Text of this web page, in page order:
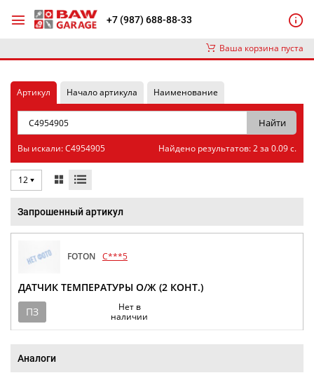
+7 (987) 688-88-33
Ваша корзина пуста
Артикул Начало артикула Наименование
Вы искали: C4954905 Найдено результатов: 2 за 0.09 с.
12
Запрошенный артикул
FOTON C***5
ДАТЧИК ТЕМПЕРАТУРЫ О/Ж (2 КОНТ.)
ПЗ
Нет в
наличии
Аналоги